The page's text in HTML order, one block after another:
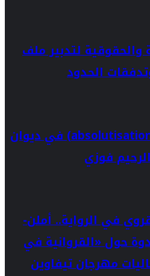
والحقوقية لتدبير ملف
الحدود
شعرية الإطلاق (absolutisation) في ديوان
فوزي
في الرواية.. أملن-
حول «القروانية في
مهرجان تيفاوين